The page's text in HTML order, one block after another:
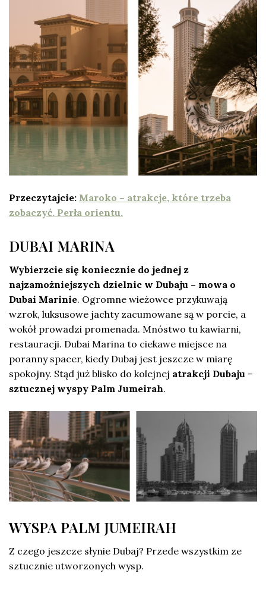
Przeczytajcie: Maroko – atrakcje, które trzeba
zobaczyć. Perła orientu.
DUBAI MARINA
Wybierzcie się koniecznie do jednej z
najzamożniejszych dzielnic w Dubaju – mowa o
Dubai Marinie. Ogromne wieżowce przykuwają
wzrok, luksusowe jachty zacumowane są w porcie, a
wokół prowadzi promenada. Mnóstwo tu kawiarni,
restauracji. Dubai Marina to ciekawe miejsce na
poranny spacer, kiedy Dubaj jest jeszcze w miarę
spokojny. Stąd już blisko do kolejnej atrakcji Dubaju –
sztucznej wyspy Palm Jumeirah.
WYSPA PALM JUMEIRAH
Z czego jeszcze słynie Dubaj? Przede wszystkim ze
sztucznie utworzonych wysp.